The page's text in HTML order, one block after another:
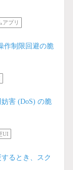
アプリ
作制限回避の脆
害 (DoS) の脆
UI
るとき、スク